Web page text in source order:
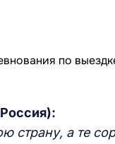
страну, а те